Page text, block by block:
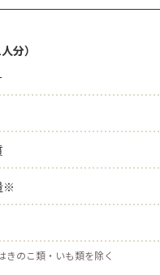
分）
※
きのこ類・いも類を除く